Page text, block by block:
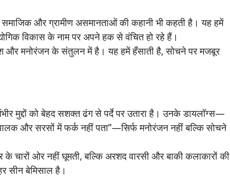
समाजिक और ग्रामीण असमानताओं की कहानी भी कहती है। यह हमें
विकास के नाम पर अपने हक से वंचित हो रहे हैं।
और मनोरंजन के संतुलन में है। यह हमें हँसाती है, सोचने पर मजबूर
मुद्दों को बेहद सशक्त ढंग से पर्दे पर उतारा है। उनके डायलॉग्स—
और सरसों में फर्क नहीं पता”—सिर्फ मनोरंजन नहीं बल्कि सोचने
के चारों ओर नहीं घूमती, बल्कि अरशद वारसी और बाकी कलाकारों की
सीन बेमिसाल है।